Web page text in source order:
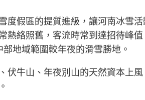
度假區的提質進級，讓河南冰雪
熱絡照舊，客流時常到達招待峰
地域範圍較年夜的滑雪勝地。
伏牛山、年夜別山的天然資本上